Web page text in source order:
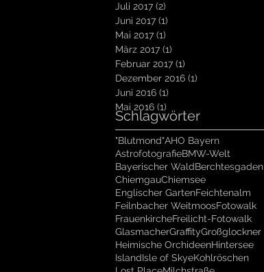
Schlagwörter
Juli 2017 (2)
Juni 2017 (1)
Mai 2017 (1)
März 2017 (1)
Februar 2017 (1)
Dezember 2016 (1)
Juni 2016 (1)
Mai 2016 (1)
"Blutmond"AHO Bayern
AstrofotografieBMW-Welt
Bayerischer WaldBerchtesgaden
ChiemgauChiemsee
Englischer GartenFeichtenalm
Feilnbacher WeitmoosFotowalk
FrauenkircheFreilicht-Fotowalk
GlasmacherGraffityGroßglockner
Heimische OrchideenHintersee
IslandIsle of SkyeKohlröschen